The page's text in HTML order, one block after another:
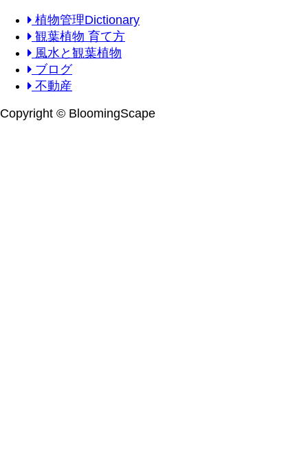
植物管理Dictionary
観葉植物 育て方
風水と観葉植物
ブログ
不動産
Copyright © BloomingScape